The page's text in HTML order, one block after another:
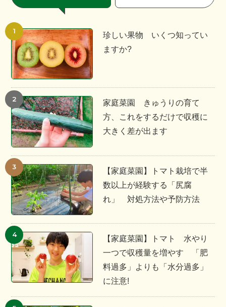
珍しい果物 いくつ知ってい
ますか?
家庭菜園 きゅうりの育て
方、これをするだけで収穫に
大きく差が出ます
【家庭菜園】トマト栽培で半
数以上が経験する「尻腐
れ」 対処方法や予防方法
【家庭菜園】トマト 水やり
一つで収穫量を増やす 「肥
料過多」よりも「水分過多」
に注意!